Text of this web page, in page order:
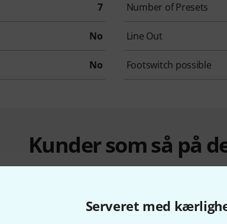
Serveret med
7 Number of Presets
No Line Out
No Footswitch possible
Kunder som så på